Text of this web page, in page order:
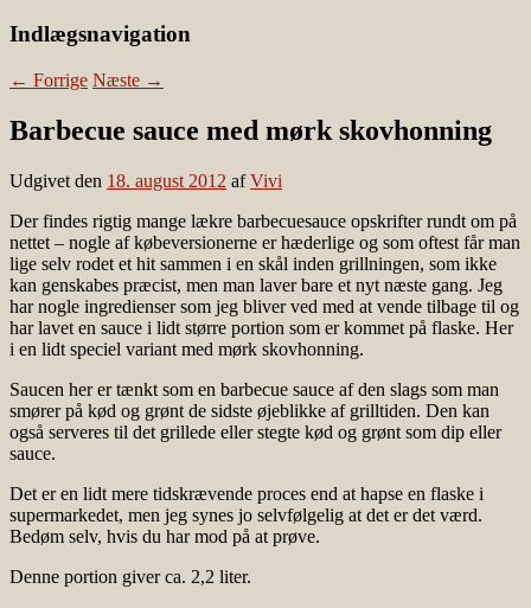
Indlægsnavigation
← Forrige Næste →
Barbecue sauce med mørk skovhonning
Udgivet den 18. august 2012 afVivi
Der findes rigtig mange lækre barbecuesauce opskrifter rundt om på
nettet – nogle af købeversionerne er hæderlige og som oftest får man
lige selv rodet et hit sammen i en skål inden grillningen, som ikke
kan genskabes præcist, men man laver bare et nyt næste gang. Jeg
har nogle ingredienser som jeg bliver ved med at vende tilbage til og
har lavet en sauce i lidt større portion som er kommet på flaske. Her
i en lidt speciel variant med mørk skovhonning.
Saucen her er tænkt som en barbecue sauce af den slags som man
smører på kød og grønt de sidste øjeblikke af grilltiden. Den kan
også serveres til det grillede eller stegte kød og grønt som dip eller
sauce.
Det er en lidt mere tidskrævende proces end at hapse en flaske i
supermarkedet, men jeg synes jo selvfølgelig at det er det værd.
Bedøm selv, hvis du har mod på at prøve.
Denne portion giver ca. 2,2 liter.